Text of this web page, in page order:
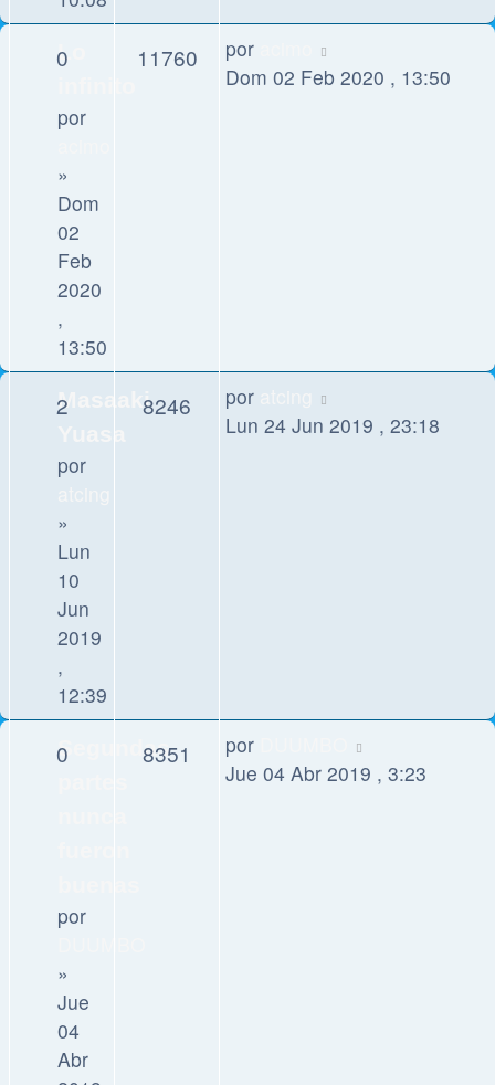
Lo
por
»
Dom
02
Feb
2020
,
13:50
0 11760 por
Dom 02 Feb 2020 , 13:50
Masaaki
por
»
Lun
10
Jun
2019
,
12:39
2 8246 por
Lun 24 Jun 2019 , 23:18
Segundas
por
»
Jue
04
Abr
0 8351 por
Jue 04 Abr 2019 , 3:23